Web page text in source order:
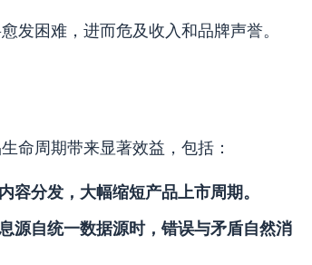
发困难，进而危及收入和品牌声誉。
命周期带来显著效益，包括：
容分发，大幅缩短产品上市周期。
源自统一数据源时，错误与矛盾自然消